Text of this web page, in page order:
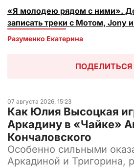
«Я молодею рядом с ними».
записать треки с Мотом, Jony
Разуменко Екатерина
ПОДЕЛИТЬСЯ
07 августа 2026, 15:23
Как Юлия Высоцкая
Аркадину в «Чайке»
Кончаловского
Особенно сильными
Аркадиной и Тригорина,